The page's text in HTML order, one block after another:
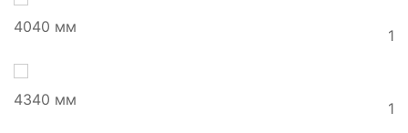
4040 мм 1
4340 мм 1